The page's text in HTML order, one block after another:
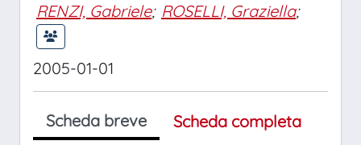
RENZI, Gabriele; ROSELLI, Graziella;
2005-01-01
Scheda breve
Scheda completa